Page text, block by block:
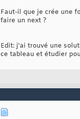
Faut-il que je crée une
faire un next ?
Edit: j'ai trouvé une
ce tableau et étudier